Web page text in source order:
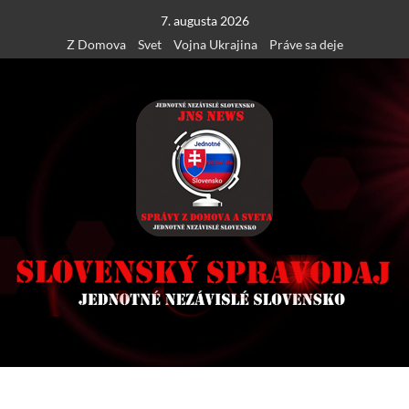
content
7. augusta 2026
Z Domova
Svet Vojna Ukrajina Práve sa deje